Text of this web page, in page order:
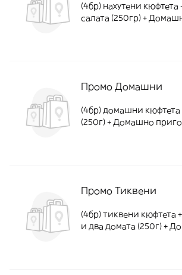
(4бр) нахутени
салата (250гр) +
Промо Домашни
(4бр) домашни кюфтета
(250г) + Домашно
Промо Тиквени
(4бр) тиквени кюфтета
и два домата (250г) +